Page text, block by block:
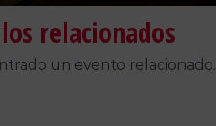
relacionados
un evento relacionado.